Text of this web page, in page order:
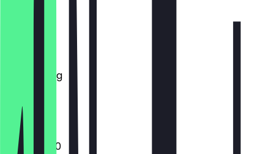
Donnerstag
Samstag
Sonntag
08:00 - 11:30